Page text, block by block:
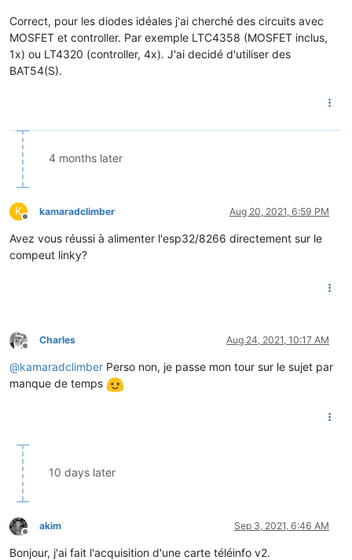
Correct, pour les diodes idéales j'ai cherché des circuits avec
MOSFET et controller. Par exemple LTC4358 (MOSFET inclus,
1x) ou LT4320 (controller, 4x). J'ai decidé d'utiliser des
BAT54(S).
4 months later
K
Offline
kamaradclimber Aug 20, 2021, 6:59 PM
Avez vous réussi à alimenter l'esp32/8266 directement sur le
compeut linky?
Offline
Charles Aug 24, 2021, 10:17 AM
@kamaradclimber Perso non, je passe mon tour sur le sujet par
manque de temps
10 days later
Offline
akim Sep 3, 2021, 6:46 AM
Bonjour, j'ai fait l'acquisition d'une carte téléinfo v2.